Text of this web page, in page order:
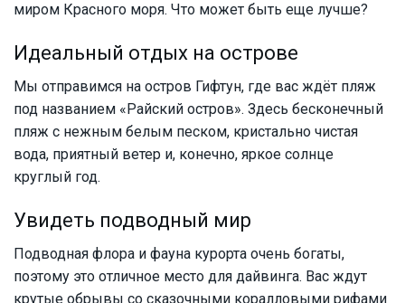
миром Красного моря. Что может быть еще лучше?
Идеальный отдых на острове
Мы отправимся на остров Гифтун, где вас ждёт пляж
под названием «Райский остров». Здесь бесконечный
пляж с нежным белым песком, кристально чистая
вода, приятный ветер и, конечно, яркое солнце
круглый год.
Увидеть подводный мир
Подводная флора и фауна курорта очень богаты,
поэтому это отличное место для дайвинга. Вас ждут
крутые обрывы со сказочными коралловыми рифами